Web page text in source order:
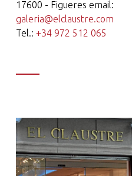
17600 - Figueres email:
galeria@elclaustre.com
Tel.: +34 972 512 065